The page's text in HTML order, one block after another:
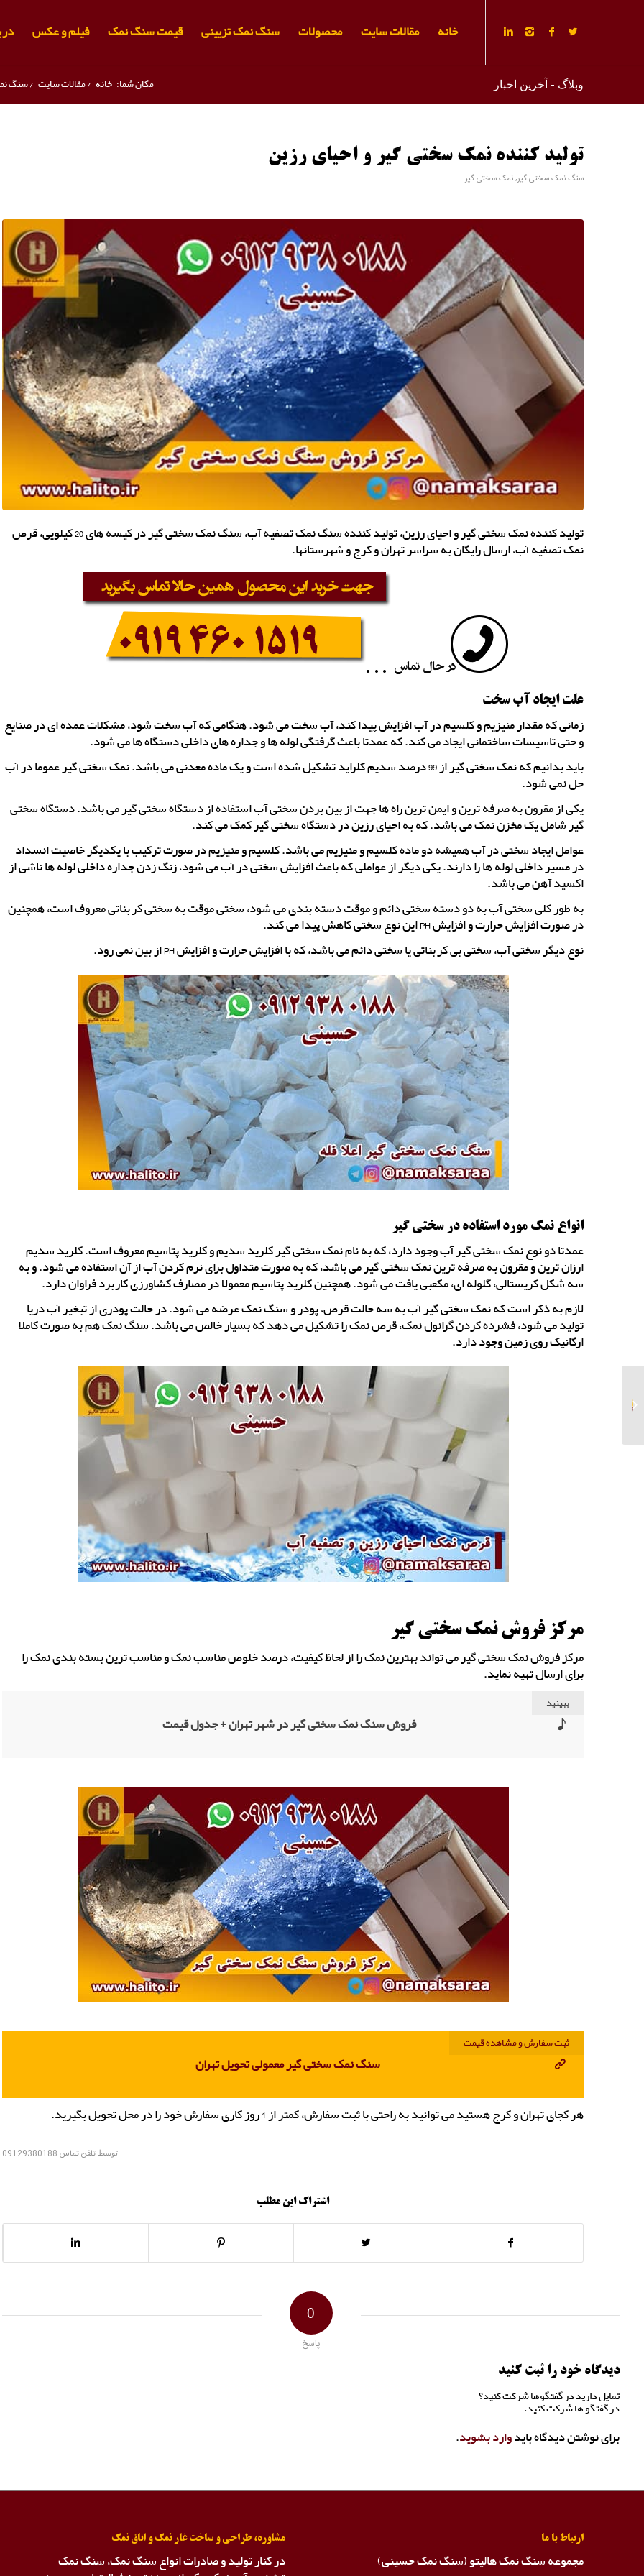
خانه مقالات سایت محصولات سنگ نمک تزیینی قیمت سنگ نمک فیلم و عکس
وبلاگ - آخرین اخبار مکان شما: خانه /مقالات سایت /سنگ
تولید کننده نمک سختی گیر و احیای رزین
سنگ نمک سختی گیر, نمک سختی گیر
تولید کننده نمک سختی گیر و احیای رزین، تولید کننده سنگ نمک تصفیه آب، سنگ نمک سختی گیر در کیسه های 20 کیلویی، قرص
نمک تصفیه آب، ارسال رایگان به سراسر تهران و کرج و شهرستانها.
علت ایجاد آب سخت
زمانی که مقدار منیزیم و کلسیم در آب افزایش پیدا کند، آب سخت می شود. هنگامی که آب سخت شود، مشکلات عمده ای در صنایع
و حتی تاسیسات ساختمانی ایجاد می کند. که عمدتا باعث گرفتگی لوله ها و جداره های داخلی دستگاه ها می شود.
باید بدانیم که نمک سختی گیر از 99 درصد سدیم کلراید تشکیل شده است و یک ماده معدنی می باشد. نمک سختی گیر عموما در آب
حل نمی شود.
یکی از مقرون به صرفه ترین و ایمن ترین راه ها جهت از بین بردن سختی آب استفاده از دستگاه سختی گیر می باشد. دستگاه سختی
گیر شامل یک مخزن نمک می باشد. که به احیای رزین در دستگاه سختی گیر کمک می کند.
عوامل ایجاد سختی در آب همیشه دو ماده کلسیم و منیزیم می باشد. کلسیم و منیزیم در صورت ترکیب با یکدیگر خاصیت انسداد
در مسیر داخلی لوله ها را دارند. یکی دیگر از عواملی که باعث افزایش سختی در آب می شود، زنگ زدن جداره داخلی لوله ها ناشی از
اکسید آهن می باشد.
به طور کلی سختی آب به دو دسته سختی دائم و موقت دسته بندی می شود، سختی موقت به سختی کربناتی معروف است، همچنین
در صورت افزایش حرارت و افزایش PH این نوع سختی کاهش پیدا می کند.
نوع دیگر سختی آب، سختی بی کربناتی یا سختی دائم می باشد، که با افزایش حرارت و افزایش PH از بین نمی رود.
انواع نمک مورد استفاده در سختی گیر
عمدتا دو نوع نمک سختی گیر آب وجود دارد، که به نام نمک سختی گیر کلرید سدیم و کلرید پتاسیم معروف است. کلرید سدیم
ارزان ترین و مقرون به صرفه ترین نمک سختی گیر می باشد، که به صورت متداول برای نرم کردن آب از آن استفاده می شود. و به
سه شکل کریستالی، گلوله ای، مکعبی یافت می شود. همچنین کلرید پتاسیم معمولا در مصارف کشاورزی کاربرد فراوان دارد.
لازم به ذکر است که نمک سختی گیر آب به سه حالت قرص، پودر و سنگ نمک عرضه می شود. در حالت پودری از تبخیر آب دریا
تولید می شود، فشرده کردن گرانول نمک، قرص نمک را تشکیل می دهد که بسیار خالص می باشد. سنگ نمک هم به صورت کاملا
ارگانیک روی زمین وجود دارد.
مرکز فروش نمک سختی گیر
مرکز فروش نمک سختی گیر می تواند بهترین نمک را از لحاظ کیفیت، درصد خلوص مناسب نمک و مناسب ترین بسته بندی نمک را
برای ارسال تهیه نماید.
ببینید
فروش سنگ نمک سختی گیر در شهر تهران + جدول قیمت
ثبت سفارش و مشاهده قیمت
سنگ نمک سختی گیر معمولی تحویل تهران
هر کجای تهران و کرج هستید می توانید به راحتی با ثبت سفارش، کمتر از 1 روز کاری سفارش خود را در محل تحویل بگیرید.
توسط تلفن تماس 09129380188
اشتراک این مطلب
0
پاسخ
دیدگاه خود را ثبت کنید
تمایل دارید در گفتگوها شرکت کنید؟
در گفتگو ها شرکت کنید.
برای نوشتن دیدگاه بایدوارد بشوید.
ارتباط با ما
مجموعه سنگ نمک هالیتو (سنگ نمک حسینی)
مشاوره، طراحی و ساخت غار نمک و اتاق نمک
در کنار تولید و صادرات انواع سنگ نمک، سنگ نمک
فروش سنگ نمک در